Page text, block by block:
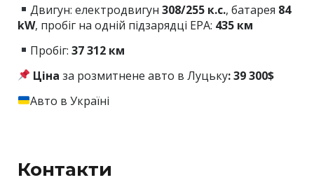
Двигун: електродвигун308/255 к.с., батарея 84
kW, пробіг на одній підзарядці EPA: 435 км
Пробіг: 37 312 км
Ціназа розмитнене авто в Луцьку: 39 300$
Авто в Україні
Контакти